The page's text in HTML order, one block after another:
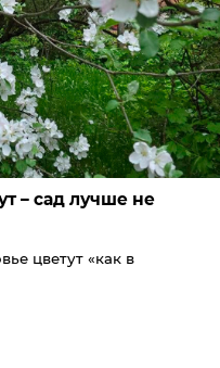
– сад лучше не
цветут «как в